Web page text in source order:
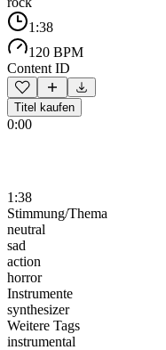
1:38
120 BPM
Content ID
Titel kaufen
0:00
1:38
Stimmung/Thema
neutral
sad
action
horror
Instrumente
synthesizer
Weitere Tags
instrumental